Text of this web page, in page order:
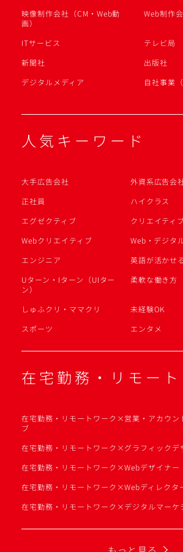
映像制作会社（CM・Web動
画）
Web制作
ITサービス
テレビ局
新聞社
出版社
デジタルメディア
自社事業
人気キーワード
大手広告会社
外資系広告会
正社員
ハイクラス
エグゼクティブ
クリエイティ
Webクリエイティブ
Web・デジタ
エンジニア
英語が活かせる
Uターン・Iターン（UIター
ン）
柔軟な働き方
しゅふクリ・ママクリ
未経験OK
スポーツ
エンタメ
在宅勤務・リモート
在宅勤務・リモートワーク×営業・アカウン
ブ
在宅勤務・リモートワーク×グラフィックデ
在宅勤務・リモートワーク×Webデザイナー
在宅勤務・リモートワーク×Webディレクタ
在宅勤務・リモートワーク×デジタルマーケ